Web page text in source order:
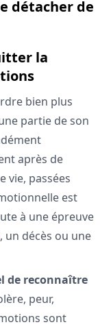
détacher de
la
bien plus
partie de son
après de
vie, passées
est
à une épreuve
, un décès ou une
de reconnaître
peur,
sont